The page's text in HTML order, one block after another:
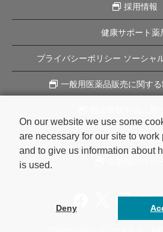
採用情報
健康サポート薬
プライバシーポリシー ソーシャ
一般用医薬品販売に関す
企業理念
On our website we use some
are necessary for our site to work
and to give us information about
is used.
Deny